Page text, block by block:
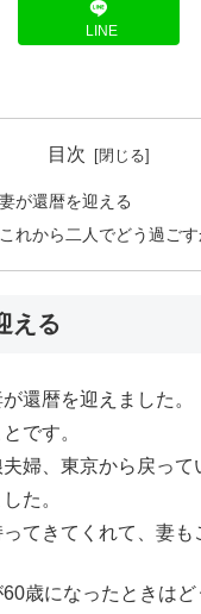
LINE
目次
妻が還暦を迎える
これから二人でどう過ご
える
還暦を迎えました。
です。
婦、東京から戻って
た。
てきてくれて、妻も
歳になったときはど